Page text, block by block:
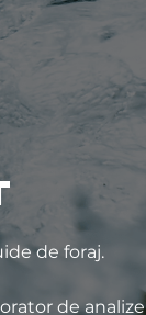
de foraj.
de analize